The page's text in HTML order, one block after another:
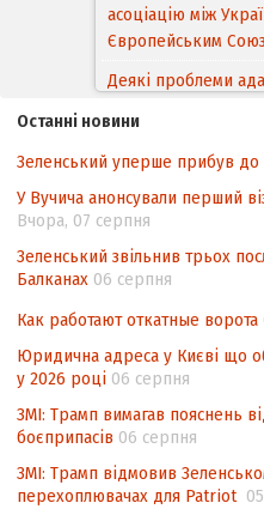
асоціацію між
Європейським
Деякі проблеми
походження
Угоди про
інтелектуальної
контексті
Аналіз виборчого
невизначеності
Інформаційна
Останні новини
Зеленський уперше прибув до
У Вучича анонсували перший
Вчора, 07 серпня
Зеленський звільнив трьох
Балканах 06 серпня
Как работают откатные ворота
Юридична адреса у Києві що
у 2026 році 06 серпня
ЗМІ: Трамп вимагав пояснень
боєприпасів 06 серпня
ЗМІ: Трамп відмовив
перехоплювачах для Patriot